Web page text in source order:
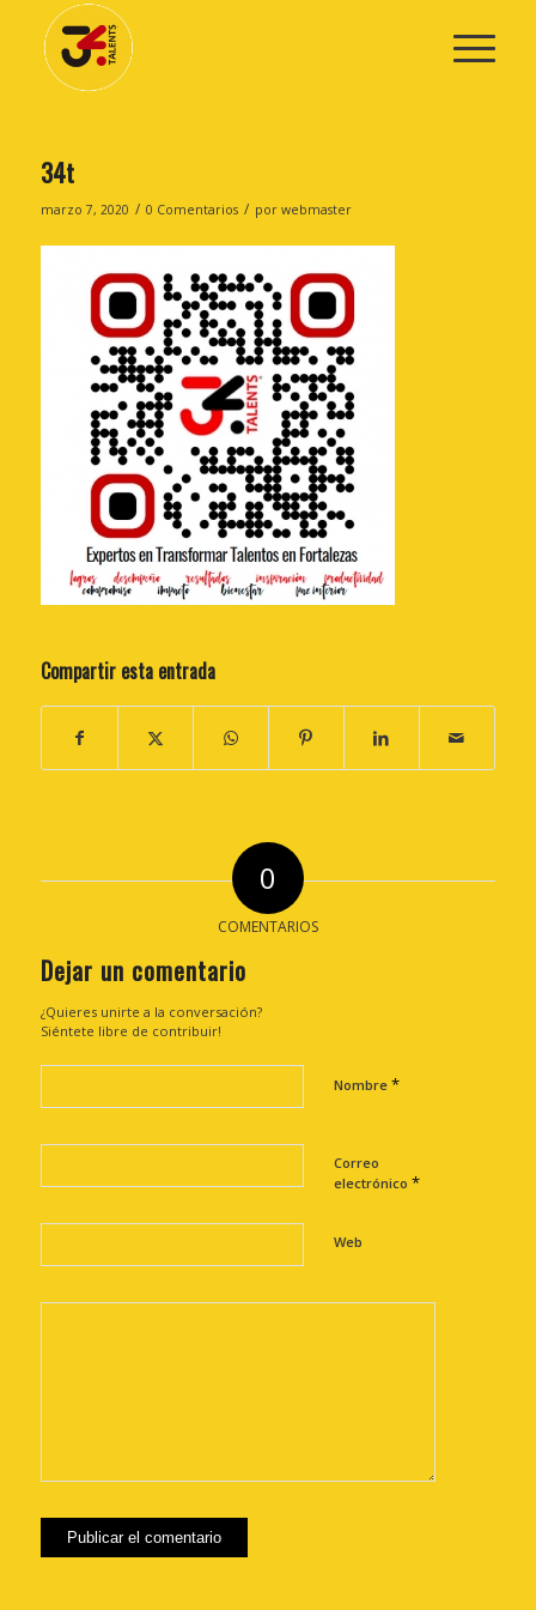
34t
marzo 7, 2020 / 0 Comentarios / por webmaster
Compartir esta entrada
0
COMENTARIOS
Dejar un comentario
¿Quieres unirte a la conversación?
Siéntete libre de contribuir!
Nombre *
Correo
electrónico *
Web